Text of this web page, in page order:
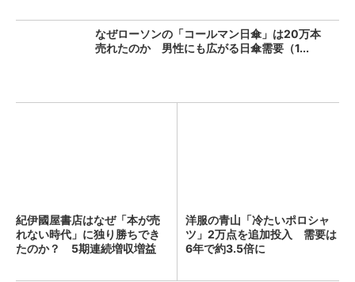
なぜローソンの「コールマン日傘」は20万本
売れたのか 男性にも広がる日傘需要（1...
紀伊國屋書店はなぜ「本が売
れない時代」に独り勝ちでき
たのか？ 5期連続増収増益
洋服の青山「冷たいポロシャ
ツ」2万点を追加投入 需要は
6年で約3.5倍に